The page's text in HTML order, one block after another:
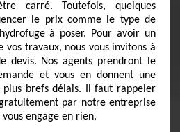
carré. Toutefois, quelques
le prix comme le type de
à poser. Pour avoir un
travaux, nous vous invitons à
devis. Nos agents prendront le
et vous en donnent une
plus brefs délais. Il faut rappeler
par notre entreprise
engage en rien.